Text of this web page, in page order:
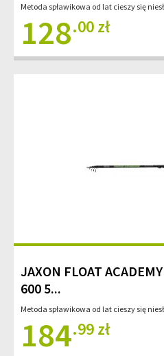
Metoda spławikowa od lat cieszy się
128.00 zł
JAXON FLOAT
600 5...
Metoda spławikowa od lat cieszy się
184.99 zł